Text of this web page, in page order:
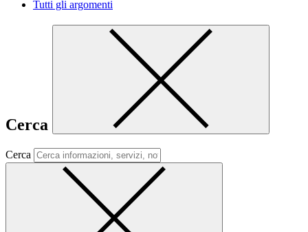
Tutti gli argomenti
Cerca
Cerca